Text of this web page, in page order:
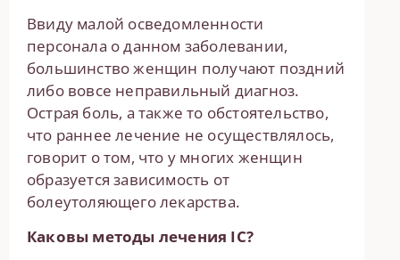
Ввиду малой осведомленности
персонала о данном заболевании,
большинство женщин получают поздний
либо вовсе неправильный диагноз.
Острая боль, а также то обстоятельство,
что раннее лечение не осуществлялось,
говорит о том, что у многих женщин
образуется зависимость от
болеутоляющего лекарства.
Каковы методы лечения IC?